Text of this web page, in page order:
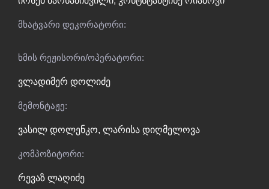
მხატვარი დეკორატორი:
ხმის რეჟისორი/ოპერატორი:
ვლადიმერ დოლიძე
მემონტაჟე:
ვასილ დოლენკო, ლარისა დიღმელოვა
კომპოზიტორი:
რევაზ ლაღიძე